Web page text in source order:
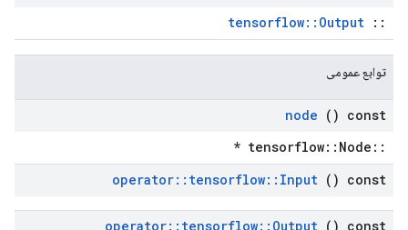
::
tensorflow::Output
توابع عمومی
node () const
::tensorflow::Node *
operator:: tensorflow:: Input () const
operator:: tensorflow:: Output () const